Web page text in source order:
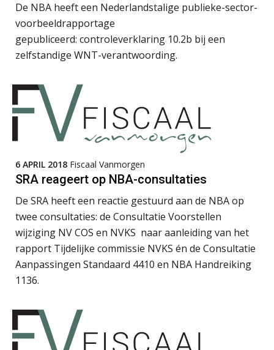
De NBA heeft een Nederlandstalige publieke-sector-
voorbeeldrapportage
gepubliceerd: controleverklaring 10.2b bij een
zelfstandige WNT-verantwoording.
6 APRIL 2018 Fiscaal Vanmorgen
SRA reageert op NBA-consultaties
De SRA heeft een reactie gestuurd aan de NBA op
twee consultaties: de Consultatie Voorstellen
wijziging NV COS en NVKS naar aanleiding van het
rapport Tijdelijke commissie NVKS én de Consultatie
Aanpassingen Standaard 4410 en NBA Handreiking
1136.
Almer de Beer
Imke Bos
Joep Swinkels